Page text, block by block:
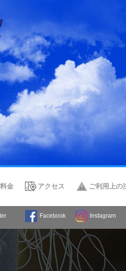
料金 アクセス ご利用上の
Facebook Instagram